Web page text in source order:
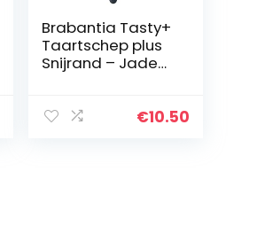
Brabantia Tasty+
Taartschep plus
Snijrand – Jade
€10.50